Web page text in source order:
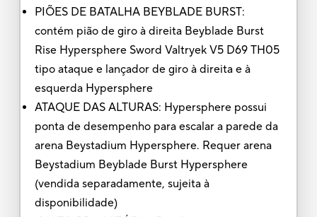
PIÕES DE BATALHA BEYBLADE BURST:
contém pião de giro à direita Beyblade Burst
Rise Hypersphere Sword Valtryek V5 D69 TH05
tipo ataque e lançador de giro à direita e à
esquerda Hypersphere
ATAQUE DAS ALTURAS: Hypersphere possui
ponta de desempenho para escalar a parede da
arena Beystadium Hypersphere. Requer arena
Beystadium Beyblade Burst Hypersphere
(vendida separadamente, sujeita à
disponibilidade)